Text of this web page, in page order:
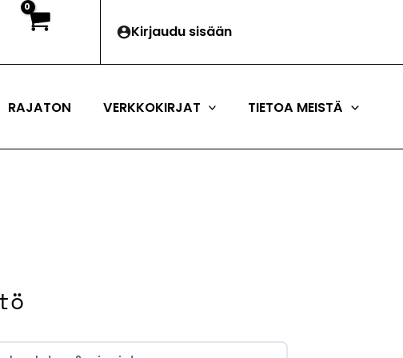
Kirjaudu sisään
RAJATON VERKKOKIRJAT TIETOA MEISTÄ